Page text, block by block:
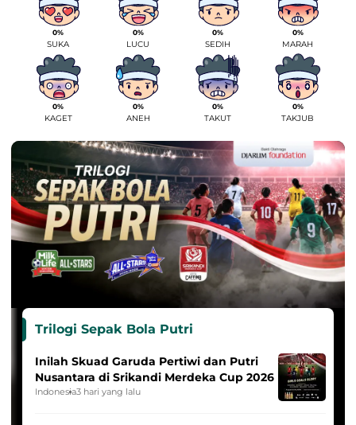
0%
SUKA
0%
LUCU
0%
SEDIH
0%
MARAH
0%
KAGET
0%
ANEH
0%
TAKUT
0%
TAKJUB
Trilogi Sepak Bola Putri
Inilah Skuad Garuda Pertiwi dan Putri
Nusantara di Srikandi Merdeka Cup 2026
Indonesia3 hari yang lalu